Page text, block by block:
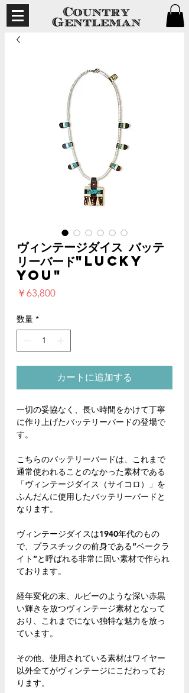
ヴィンテージダイス バッテ
リーバード"Lucky
You"
￥63,800価
数量 *
カートに追加する
一切の妥協なく、長い時間をかけて丁寧
に作り上げたバッテリーバードの登場で
す。
こちらのバッテリーバードは、これまで
通常使われることのなかった素材である
「ヴィンテージダイス（サイコロ）」を
ふんだんに使用したバッテリーバードと
なります。
ヴィンテージダイスは1940年代のもの
で、プラスチックの前身である”ベークラ
イト”と呼ばれる非常に固い素材で作られ
ております。
経年変化の末、ルビーのような深い赤黒
い輝きを放つヴィンテージ素材となって
おり、これまでにない独特な魅力を放っ
ています。
その他、使用されている素材はワイヤー
以外全てがヴィンテージにこだわってお
ります。